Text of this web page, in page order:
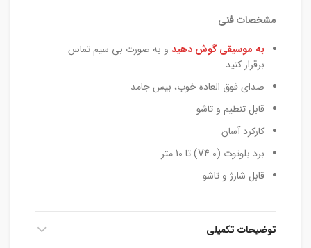
مشخصات فنی
به موسیقی گوش دهید و به صورت بی سیم تماس
برقرار کنید
صدای فوق العاده خوب، بیس جامد
قابل تنظیم و تاشو
کارکرد آسان
برد بلوتوث (V4.0) تا 10 متر
قابل شارژ و تاشو
توضیحات تکمیلی